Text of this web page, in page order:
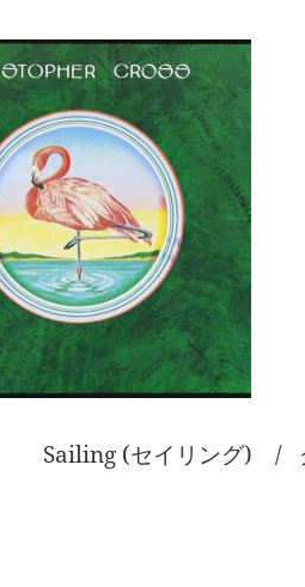
(セイリング) / ク